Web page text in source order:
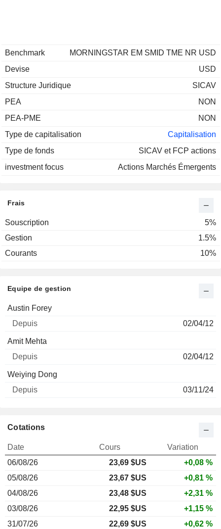
Benchmark
MORNINGSTAR EM SMID TME NR USD
Devise
USD
Structure Juridique
SICAV
PEA
NON
PEA-PME
NON
Type de capitalisation
Capitalisation
Type de fonds
SICAV et FCP actions
investment focus
Actions Marchés Émergents
Frais
Souscription
5%
Gestion
1.5%
Courants
10%
Equipe de gestion
Nom Depuis
Austin Forey
02/04/12
Amit Mehta
02/04/12
Weiying Dong
03/11/24
Cotations
Date Cours
Variation
06/08/26
23,69 $US
+0,08 %
05/08/26
23,67 $US
+0,81 %
04/08/26
23,48 $US
+2,31 %
03/08/26
22,95 $US
+1,15 %
31/07/26
22,69 $US +0,62 %